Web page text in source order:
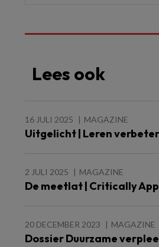
Lees ook
16 JULI 2025 MAGAZINE
Uitgelicht | Leren
2 JULI 2025 MAGAZINE
De meetlat | Critically
20 DECEMBER 2023 MAGAZINE
Dossier Duurzame